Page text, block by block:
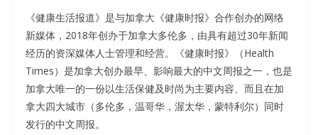
《健康生活报道》是与加拿大《健康时报》合作创办的网络
新媒体，2018年创办于加拿大多伦多，由具有超过30年新闻
经历的资深媒体人士管理和经营。《健康时报》（Health
Times）是加拿大创办最早、影响最大的中文周报之一，也是
加拿大唯一的一份以生活保健及时尚为主要内容、而且在加
拿大四大城市（多伦多，温哥华，渥太华，蒙特利尔）同时
发行的中文周报。